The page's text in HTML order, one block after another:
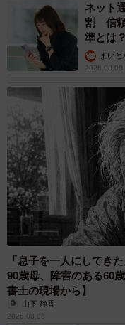
ネット
割 信頼
準とは？
まい
2026.08.08
「息子を一人にしてき
90歳母、障害のある60
書士の現場から】
山下 静香
2026.08.08